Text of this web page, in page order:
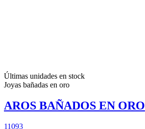
Últimas unidades en stock
Joyas bañadas en oro
AROS BAÑADOS EN ORO
11093